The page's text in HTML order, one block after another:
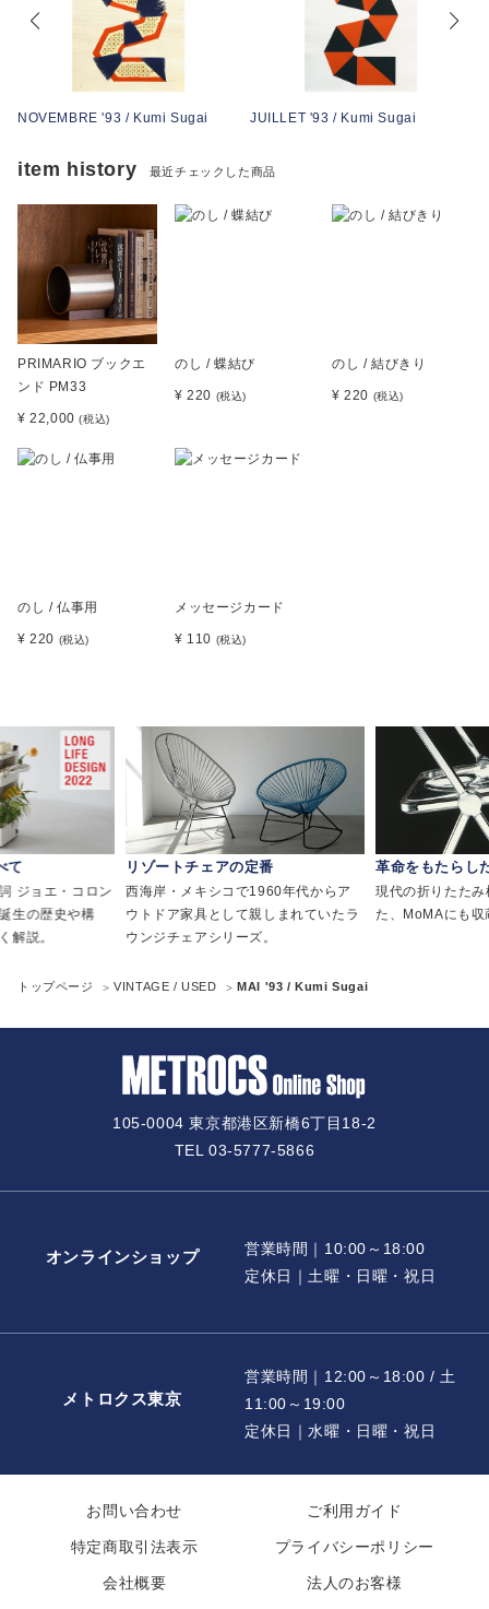
NOVEMBRE '93 / Kumi Sugai JUILLET '93 / Kumi Sugai
item history 最近チェックした商品
PRIMARIO ブックエ
ンド PM33
¥ 22,000(税込)
のし / 蝶結び
¥ 220 (税込)
のし / 結びきり
¥ 220 (税込)
のし / 仏事用
¥ 220 (税込)
メッセージカード
¥ 110 (税込)
て
ジョエ・コロン
生の歴史や構
解説。
リゾートチェアの定番
西海岸・メキシコで1960年代からア
ウトドア家具として親しまれていたラ
ウンジチェアシリーズ。
革命をもたらし
現代の折りたた
た、MoMAにも収
トップページ VINTAGE / USED MAI '93 / Kumi Sugai
105-0004 東京都港区新橋6丁目18-2
TEL 03-5777-5866
オンラインショップ
営業時間｜10:00～18:00
定休日｜土曜・日曜・祝日
メトロクス東京
営業時間｜12:00～18:00 / 土
11:00～19:00
定休日｜水曜・日曜・祝日
お問い合わせ ご利用ガイド
特定商取引法表示 プライバシーポリシー
会社概要 法人のお客様